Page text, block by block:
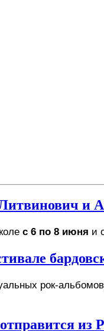
и
с 6 по 8 июня и
рок-
из